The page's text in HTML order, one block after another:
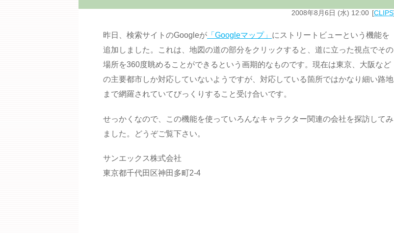
2008年8月6日 (水) 12:00 CLIPS
昨日、検索サイトのGoogleが 「Googleマップ」 にストリートビューという機能を
追加しました。これは、地図の道の部分をクリックすると、道に立った視点でその
場所を360度眺めることができるという画期的なものです。現在は東京、大阪など
の主要都市しか対応していないようですが、対応している箇所ではかなり細い路地
まで網羅されていてびっくりすること受け合いです。
せっかくなので、この機能を使っていろんなキャラクター関連の会社を探訪してみ
ました。どうぞご覧下さい。
サンエックス株式会社
東京都千代田区神田多町2-4